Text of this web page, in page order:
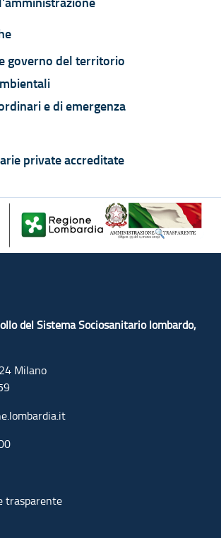
governo del territorio
e di emergenza
private accreditate
del Sistema Sociosanitario lombardo,
Milano
trasparente